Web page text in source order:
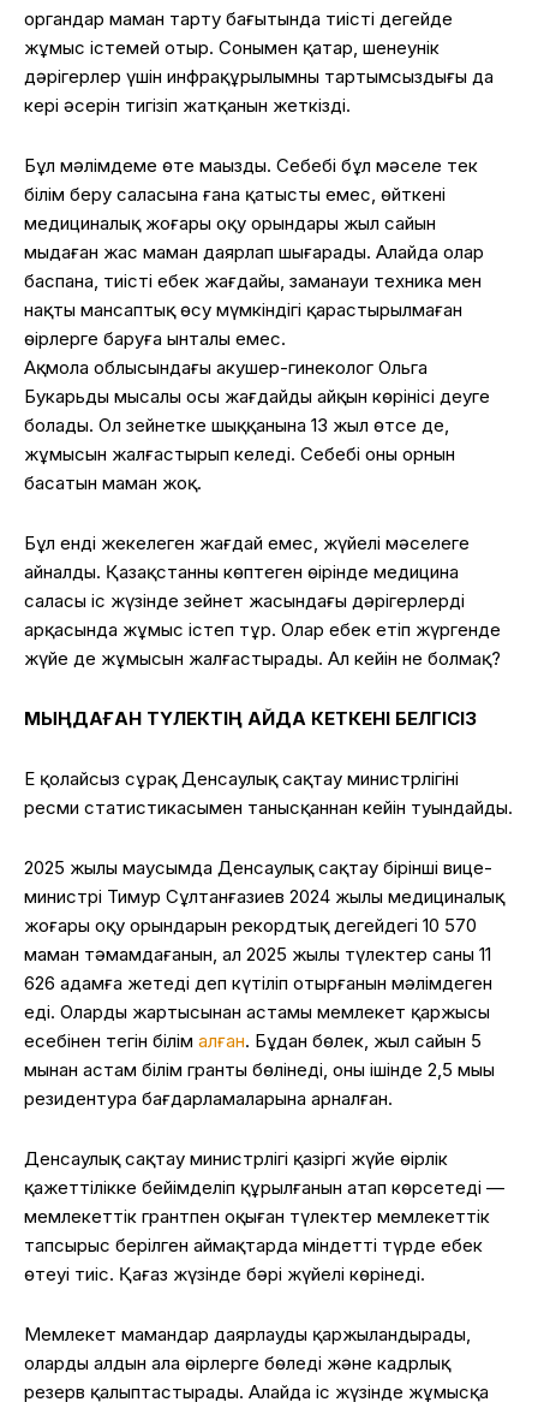
органдар маман тарту бағытында тиісті деңгейде
жұмыс істемей отыр. Сонымен қатар, шенеунік
дәрігерлер үшін инфрақұрылымның тартымсыздығы да
кері әсерін тигізіп жатқанын жеткізді.
Бұл мәлімдеме өте маңызды. Себебі бұл мәселе тек
білім беру саласына ғана қатысты емес, өйткені
медициналық жоғары оқу орындары жыл сайын
мыңдаған жас маман даярлап шығарады. Алайда олар
баспана, тиісті еңбек жағдайы, заманауи техника мен
нақты мансаптық өсу мүмкіндігі қарастырылмаған
өңірлерге баруға ынталы емес.
Ақмола облысындағы акушер-гинеколог Ольга
Букарьдың мысалы осы жағдайдың айқын көрінісі деуге
болады. Ол зейнетке шыққанына 13 жыл өтсе де,
жұмысын жалғастырып келеді. Себебі оның орнын
басатын маман жоқ.
Бұл енді жекелеген жағдай емес, жүйелі мәселеге
айналды. Қазақстанның көптеген өңірінде медицина
саласы іс жүзінде зейнет жасындағы дәрігерлердің
арқасында жұмыс істеп тұр. Олар еңбек етіп жүргенде
жүйе де жұмысын жалғастырады. Ал кейін не болмақ?
МЫҢДАҒАН ТҮЛЕКТІҢ ҚАЙДА КЕТКЕНІ БЕЛГІСІЗ
Ең қолайсыз сұрақ Денсаулық сақтау министрлігінің
ресми статистикасымен танысқаннан кейін туындайды.
2025 жылы маусымда Денсаулық сақтау бірінші вице-
министрі Тимур Сұлтанғазиев 2024 жылы медициналық
жоғары оқу орындарын рекордтық деңгейдегі 10 570
маман тәмамдағанын, ал 2025 жылы түлектер саны 11
626 адамға жетеді деп күтіліп отырғанын мәлімдеген
еді. Олардың жартысынан астамы мемлекет қаржысы
есебінен тегін білім алған. Бұдан бөлек, жыл сайын 5
мыңнан астам білім гранты бөлінеді, оның ішінде 2,5 мыңы
резидентура бағдарламаларына арналған.
Денсаулық сақтау министрлігі қазіргі жүйе өңірлік
қажеттілікке бейімделіп құрылғанын атап көрсетеді —
мемлекеттік грантпен оқыған түлектер мемлекеттік
тапсырыс берілген аймақтарда міндетті түрде еңбек
өтеуі тиіс. Қағаз жүзінде бәрі жүйелі көрінеді.
Мемлекет мамандар даярлауды қаржыландырады,
оларды алдын ала өңірлерге бөледі және кадрлық
резерв қалыптастырады. Алайда іс жүзінде жұмысқа